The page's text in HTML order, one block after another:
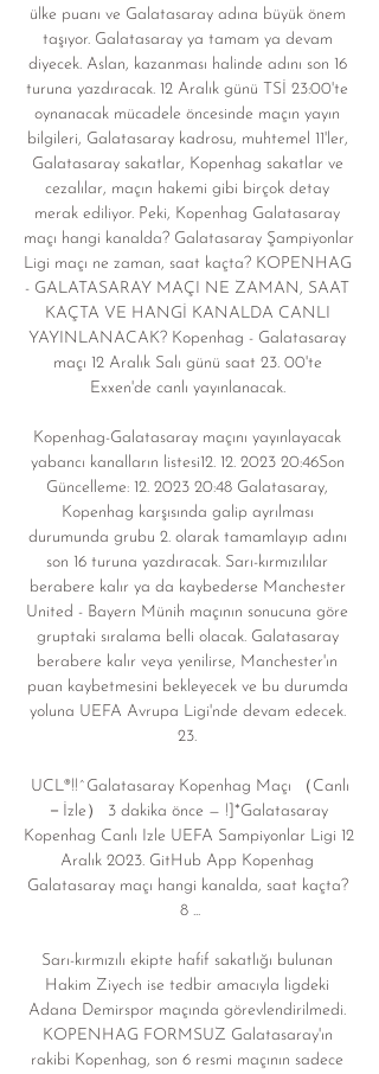
ülke puanı ve Galatasaray adına büyük önem
taşıyor. Galatasaray ya tamam ya devam
diyecek. Aslan, kazanması halinde adını son 16
turuna yazdıracak. 12 Aralık günü TSİ 23:00'te
oynanacak mücadele öncesinde maçın yayın
bilgileri, Galatasaray kadrosu, muhtemel 11'ler,
Galatasaray sakatlar, Kopenhag sakatlar ve
cezalılar, maçın hakemi gibi birçok detay
merak ediliyor. Peki, Kopenhag Galatasaray
maçı hangi kanalda? Galatasaray Şampiyonlar
Ligi maçı ne zaman, saat kaçta? KOPENHAG
- GALATASARAY MAÇI NE ZAMAN, SAAT
KAÇTA VE HANGİ KANALDA CANLI
YAYINLANACAK? Kopenhag - Galatasaray
maçı 12 Aralık Salı günü saat 23. 00'te
Exxen'de canlı yayınlanacak.
Kopenhag-Galatasaray maçını yayınlayacak
yabancı kanalların listesi12. 12. 2023 20:46Son
Güncelleme: 12. 2023 20:48 Galatasaray,
Kopenhag karşısında galip ayrılması
durumunda grubu 2. olarak tamamlayıp adını
son 16 turuna yazdıracak. Sarı-kırmızılılar
berabere kalır ya da kaybederse Manchester
United - Bayern Münih maçının sonucuna göre
gruptaki sıralama belli olacak. Galatasaray
berabere kalır veya yenilirse, Manchester'ın
puan kaybetmesini bekleyecek ve bu durumda
yoluna UEFA Avrupa Ligi'nde devam edecek.
23.
UCL®!!^Galatasaray Kopenhag Maçı （Canlı
－İzle） 3 dakika önce — !]*Galatasaray
Kopenhag Canlı Izle UEFA Sampiyonlar Ligi 12
Aralık 2023. GitHub App Kopenhag
Galatasaray maçı hangi kanalda, saat kaçta?
8 ...
Sarı-kırmızılı ekipte hafif sakatlığı bulunan
Hakim Ziyech ise tedbir amacıyla ligdeki
Adana Demirspor maçında görevlendirilmedi.
KOPENHAG FORMSUZ Galatasaray'ın
rakibi Kopenhag, son 6 resmi maçının sadece